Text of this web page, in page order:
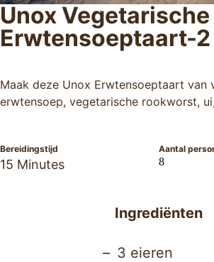
Unox Vegetarische
Erwtensoeptaart-2
Maak deze Unox Erwtensoeptaart van
erwtensoep, vegetarische rookworst,
Bereidingstijd
15 Minutes
Aantal
8
Ingrediënten
3 eieren